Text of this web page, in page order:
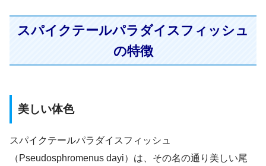
スパイクテールパラダイスフィッシュ
の特徴
美しい体色
スパイクテールパラダイスフィッシュ
（Pseudosphromenus dayi）は、その名の通り美しい尾